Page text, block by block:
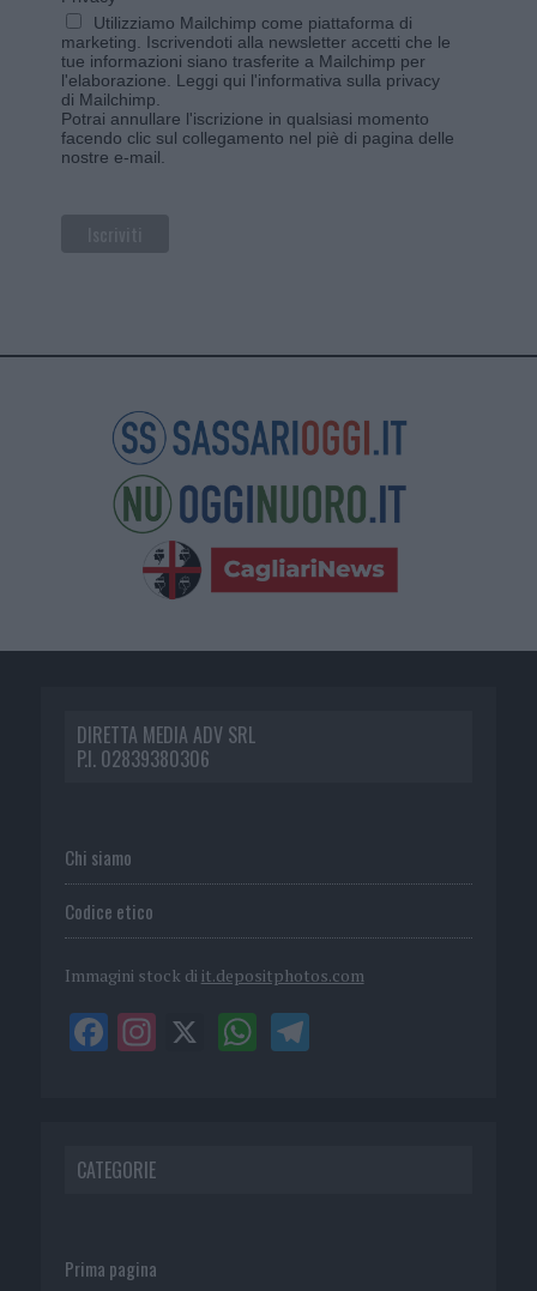
Utilizziamo Mailchimp come piattaforma di
marketing. Iscrivendoti alla newsletter accetti che le
tue informazioni siano trasferite a Mailchimp per
l'elaborazione. Leggi qui l'informativa sulla privacy
di Mailchimp
Potrai annullare l'iscrizione in qualsiasi momento
facendo clic sul collegamento nel piè di pagina delle
nostre e-mail.
DIRETTA MEDIA ADV SRL
P.I. 02839380306
Chi siamo
Codice etico
Immagini stock di it.depositphotos.com
CATEGORIE
Prima pagina